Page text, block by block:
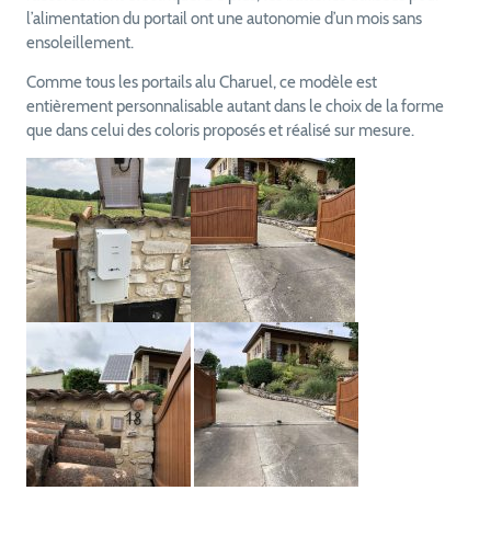
l’alimentation du portail ont une autonomie d’un mois sans
ensoleillement.
Comme tous les portails alu Charuel, ce modèle est
entièrement personnalisable autant dans le choix de la forme
que dans celui des coloris proposés et réalisé sur mesure.